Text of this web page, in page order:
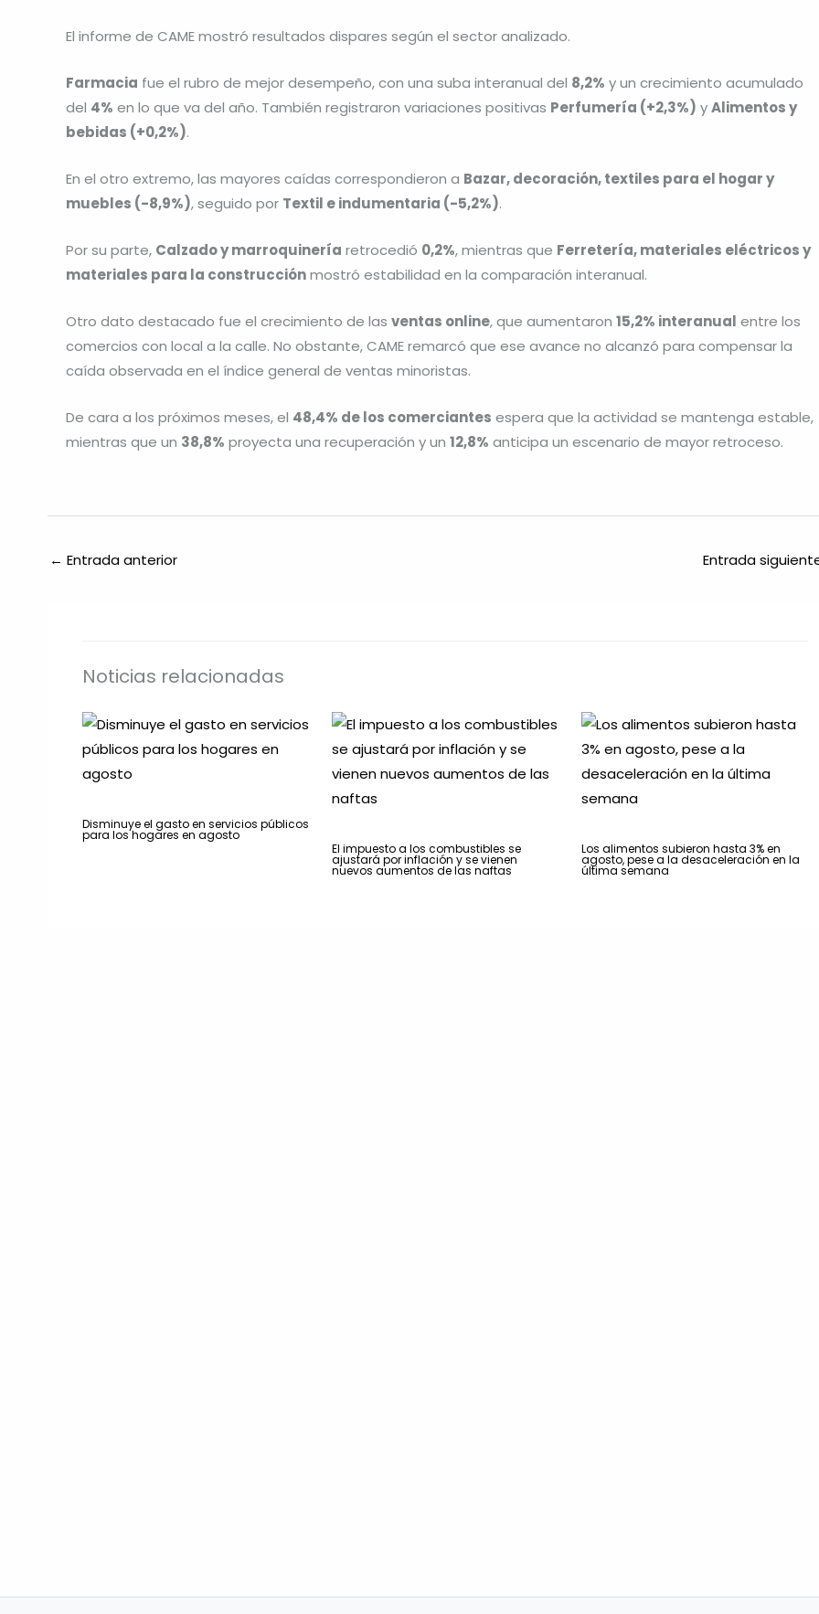
El informe de CAME mostró resultados dispares según el sector analizado.
Farmacia fue el rubro de mejor desempeño, con una suba interanual del 8,2% y un crecimiento acumulado
del 4% en lo que va del año. También registraron variaciones positivas Perfumería (+2,3%) yAlimentos y
bebidas (+0,2%).
En el otro extremo, las mayores caídas correspondieron a Bazar, decoración, textiles para el hogar y
muebles (-8,9%), seguido por Textil e indumentaria (-5,2%).
Por su parte, Calzado y marroquinería retrocedió 0,2%, mientras que Ferretería, materiales eléctricos y
materiales para la construcciónmostró estabilidad en la comparación interanual.
Otro dato destacado fue el crecimiento de las ventas online, que aumentaron 15,2% interanual entre los
comercios con local a la calle. No obstante, CAME remarcó que ese avance no alcanzó para compensar la
caída observada en el índice general de ventas minoristas.
De cara a los próximos meses, el 48,4% de los comerciantes espera que la actividad se mantenga estable,
mientras que un 38,8% proyecta una recuperación y un 12,8% anticipa un escenario de mayor retroceso.
← Entrada anterior Entrada
Noticias relacionadas
Disminuye el gasto en servicios públicos
para los hogares en agosto
El impuesto a los combustibles se
ajustará por inflación y se vienen
nuevos aumentos de las naftas
Los alimentos subieron hasta 3% en
agosto, pese a la desaceleración en la
última semana